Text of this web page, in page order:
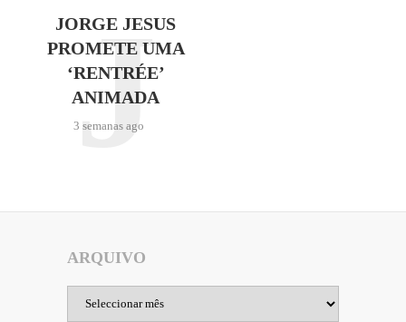
JORGE JESUS
PROMETE UMA
‘RENTRÉE’
ANIMADA
3 semanas ago
J
ARQUIVO